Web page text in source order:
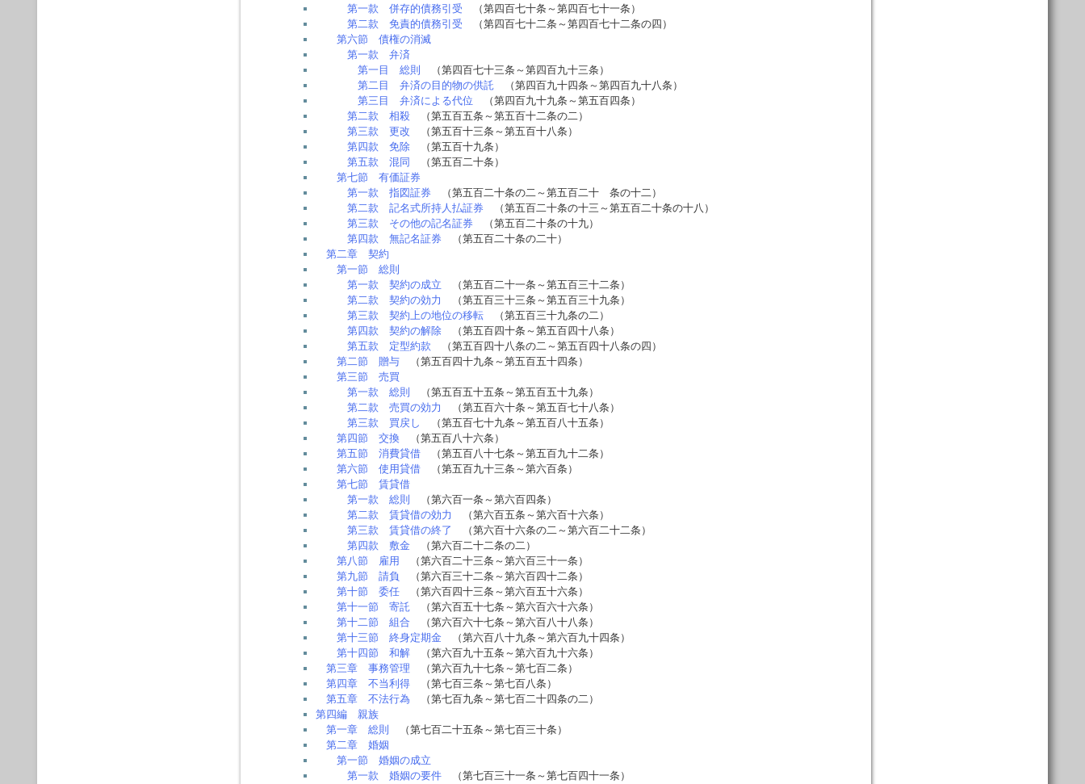
第一款 併存的債務引受 （第四百七十条～第四百七十一条）
第二款 免責的債務引受 （第四百七十二条～第四百七十二条の四）
第六節 債権の消滅
第一款 弁済
第一目 総則
（第四百七十三条～第四百九十三条）
第二目 弁済の目的物の供託（第四百九十四条～第四百九十八条）
第三目 弁済による代位 （第四百九十九条～第五百四条）
第二款 相殺（第五百五条～第五百十二条の二）
第三款 更改 （第五百十三条～第五百十八条）
第四款 免除（第五百十九条）
第五款 混同
（第五百二十条）
第七節 有価証券
第一款 指図証券 （第五百二十条の二～第五百二十 条の十二）
第二款 記名式所持人払証券 （第五百二十条の十三～第五百二十条の十八）
第三款 その他の記名証券 （第五百二十条の十九）
第四款 無記名証券 （第五百二十条の二十）
第二章 契約
第一節 総則
第一款 契約の成立 （第五百二十一条～第五百三十二条）
第二款 契約の効力
（第五百三十三条～第五百三十九条）
第三款 契約上の地位の移転（第五百三十九条の二）
第四款 契約の解除（第五百四十条～第五百四十八条）
第五款 定型約款 （第五百四十八条の二～第五百四十八条の四）
第二節 贈与（第五百四十九条～第五百五十四条）
第三節 売買
第一款 総則
（第五百五十五条～第五百五十九条）
第二款 売買の効力
（第五百六十条～第五百七十八条）
第三款 買戻し
（第五百七十九条～第五百八十五条）
第四節 交換（第五百八十六条）
第五節 消費貸借（第五百八十七条～第五百九十二条）
第六節 使用貸借（第五百九十三条～第六百条）
第七節 賃貸借
第一款 総則
（第六百一条～第六百四条）
第二款 賃貸借の効力
（第六百五条～第六百十六条）
第三款 賃貸借の終了
（第六百十六条の二～第六百二十二条）
第四款 敷金 （第六百二十二条の二）
第八節 雇用
（第六百二十三条～第六百三十一条）
第九節 請負
（第六百三十二条～第六百四十二条）
第十節 委任（第六百四十三条～第六百五十六条）
第十一節 寄託（第六百五十七条～第六百六十六条）
第十二節 組合 （第六百六十七条～第六百八十八条）
第十三節 終身定期金 （第六百八十九条～第六百九十四条）
第十四節 和解（第六百九十五条～第六百九十六条）
第三章 事務管理 （第六百九十七条～第七百二条）
第四章 不当利得（第七百三条～第七百八条）
第五章 不法行為 （第七百九条～第七百二十四条の二）
第四編 親族
第一章 総則
（第七百二十五条～第七百三十条）
第二章 婚姻
第一節 婚姻の成立
第一款 婚姻の要件（第七百三十一条～第七百四十一条）